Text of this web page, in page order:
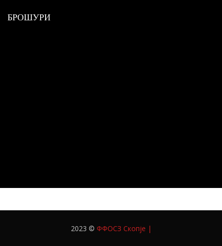
БРОШУРИ
2023 © ФФОСЗ Скопје |